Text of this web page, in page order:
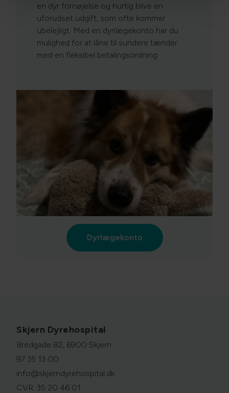
en dyr fornøjelse og hurtig blive en
uforudset udgift, som ofte kommer
ubelejligt. Med en dyrlægekonto har du
mulighed for at låne til sundere tænder
med en fleksibel betalingsordning.
Dyrlægekonto
Skjern Dyrehospital
Bredgade 82, 6900 Skjern
97 35 13 00
info@skjerndyrehospital.dk
CVR: 35 20 46 01